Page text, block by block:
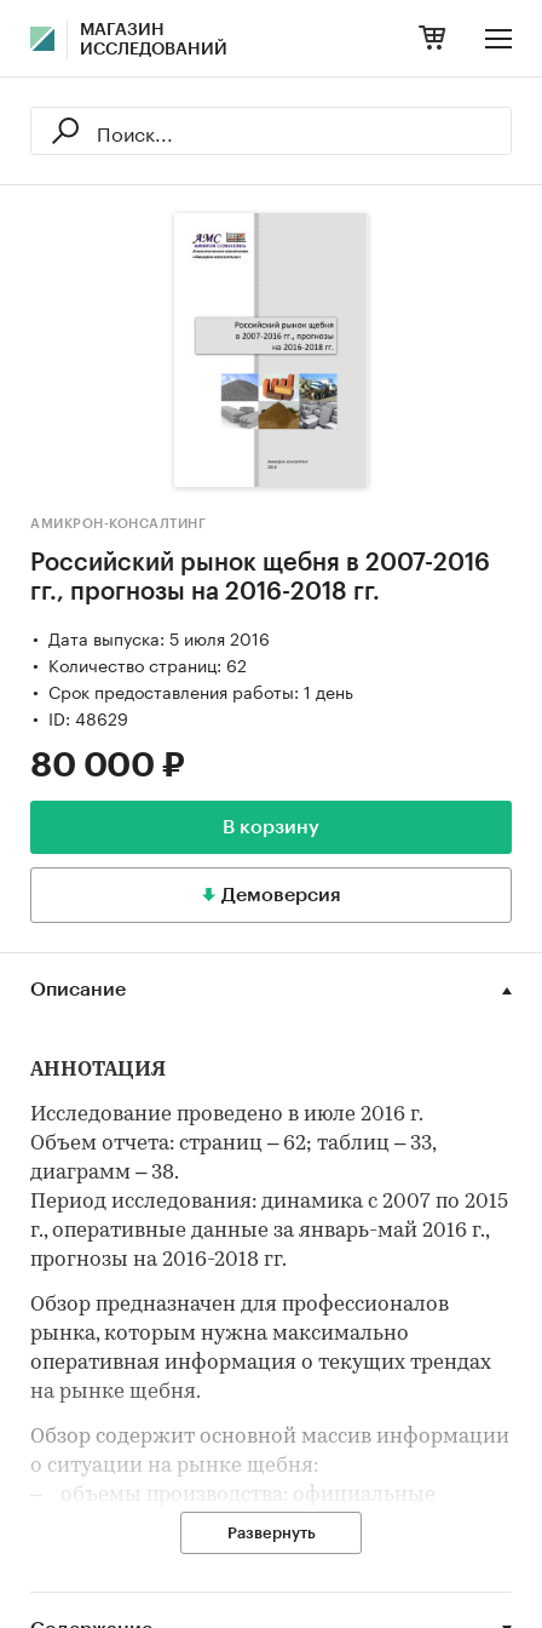
МАГАЗИН
ИССЛЕДОВАНИЙ
АМИКРОН-КОНСАЛТИНГ
Российский рынок щебня в 2007-2016
гг., прогнозы на 2016-2018 гг.
Дата выпуска: 5 июля 2016
Количество страниц: 62
Срок предоставления работы: 1 день
ID: 48629
80 000 ₽
В корзину
Демоверсия
Описание
АННОТАЦИЯ
Исследование проведено в июле 2016 г.
Объем отчета: страниц – 62; таблиц – 33,
диаграмм – 38.
Период исследования: динамика с 2007 по 2015
г., оперативные данные за январь-май 2016 г.,
прогнозы на 2016-2018 гг.
Обзор предназначен для профессионалов
рынка, которым нужна максимально
оперативная информация о текущих трендах
на рынке щебня.
Обзор содержит основной массив информации
о ситуации на рынке щебня:
‒ объемы производства: официальные
данные и оценки аналитиков;
‒ объемы потребления;
Развернуть